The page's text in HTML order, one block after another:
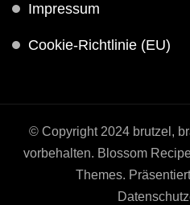
Impressum
Cookie-Richtlinie (EU)
© Copyright 2024 brutzel,
vorbehalten. Blossom
Themes.